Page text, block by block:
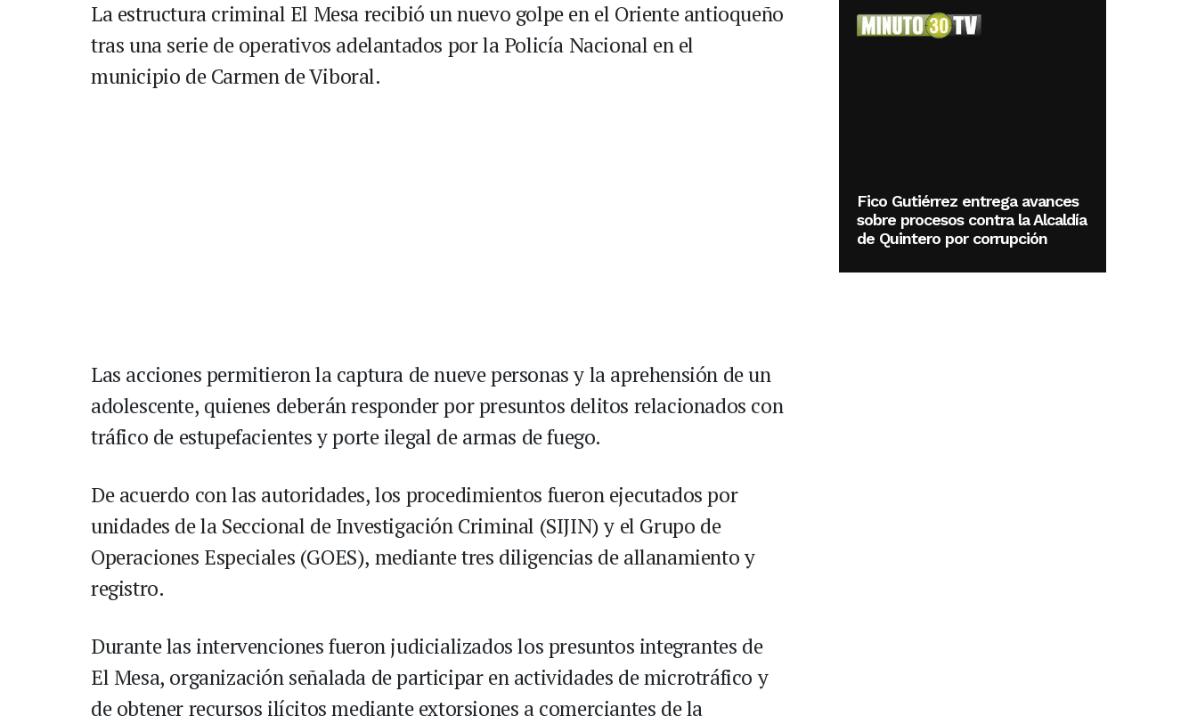
La estructura criminal El Mesa recibió un nuevo golpe en el Oriente antioqueño
tras una serie de operativos adelantados por la Policía Nacional en el
municipio de Carmen de Viboral.
Las acciones permitieron la captura de nueve personas y la aprehensión de un
adolescente, quienes deberán responder por presuntos delitos relacionados con
tráfico de estupefacientes y porte ilegal de armas de fuego.
De acuerdo con las autoridades, los procedimientos fueron ejecutados por
unidades de la Seccional de Investigación Criminal (SIJIN) y el Grupo de
Operaciones Especiales (GOES), mediante tres diligencias de allanamiento y
registro.
Durante las intervenciones fueron judicializados los presuntos integrantes de
El Mesa, organización señalada de participar en actividades de microtráfico y
de obtener recursos ilícitos mediante extorsiones a comerciantes de la
Fico Gutiérrez entrega avances
sobre procesos contra la Alcaldía
de Quintero por corrupción